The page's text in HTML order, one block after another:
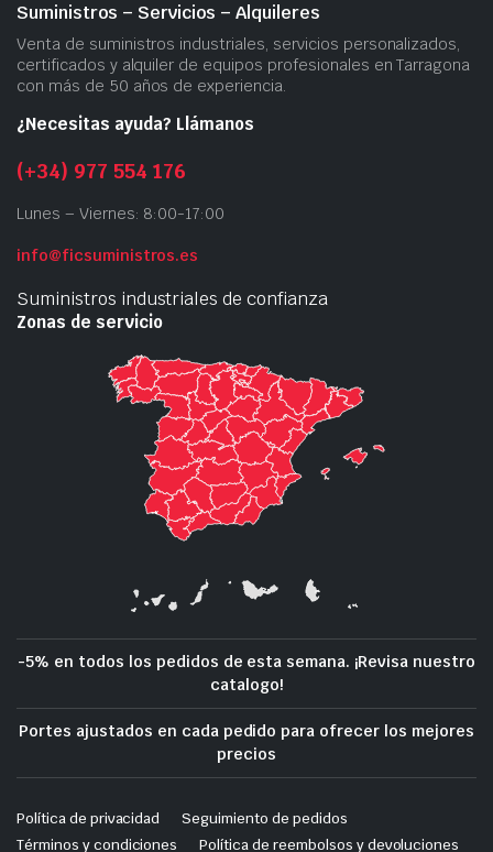
Suministros – Servicios – Alquileres
Venta de suministros industriales, servicios personalizados,
certificados y alquiler de equipos profesionales en Tarragona
con más de 50 años de experiencia.
¿Necesitas ayuda? Llámanos
(+34) 977 554 176
Lunes – Viernes: 8:00-17:00
info@ficsuministros.es
Suministros industriales de confianza
Zonas de servicio
-5% en todos los pedidos de esta semana. ¡Revisa nuestro
catalogo!
Portes ajustados en cada pedido para ofrecer los mejores
precios
Política de privacidad
Seguimiento de pedidos
Términos y condiciones
Política de reembolsos y devoluciones